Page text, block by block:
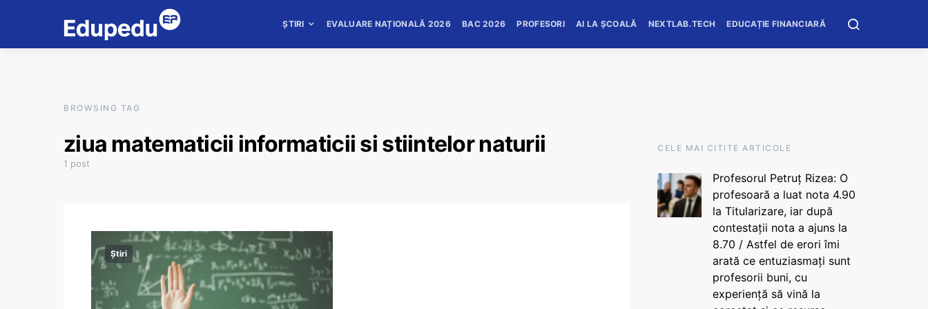
ȘTIRI EVALUARE NAȚIONALĂ 2026 BAC 2026 PROFESORI AI LA ȘCOALĂ NEXTLAB.TECH EDUCAȚIE FINANCIARĂ
BROWSING TAG
ziua matematicii informaticii si stiintelor naturii
1 post
Știri
CELE MAI CITITE ARTICOLE
Profesorul Petruț Rizea: O
profesoară a luat nota 4.90
la Titularizare, iar după
contestații nota a ajuns la
8.70 / Astfel de erori îmi
arată ce entuziasmați sunt
profesorii buni, cu
experiență să vină la